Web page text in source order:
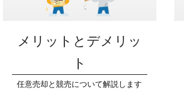
メリットとデメリッ
ト
任意売却と競売について解説します